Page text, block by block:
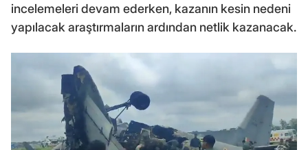
incelemeleri devam ederken, kazanın kesin nedeni
yapılacak araştırmaların ardından netlik kazanacak.